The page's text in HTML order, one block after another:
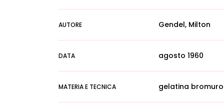
AUTORE Gendel, Milton
DATA agosto 1960
MATERIA E TECNICA gelatina